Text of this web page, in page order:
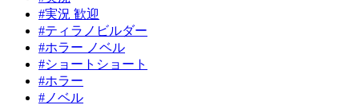
#実況 歓迎
#ティラノビルダー
#ホラー ノベル
#ショートショート
#ホラー
#ノベル